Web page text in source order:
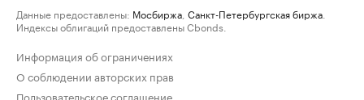
Данные предоставлены: Мосбиржа Санкт-Петербургская биржа
Индексы облигаций предоставлены Cbonds.
Информация об ограничениях
О соблюдении авторских прав
Пользовательское соглашение